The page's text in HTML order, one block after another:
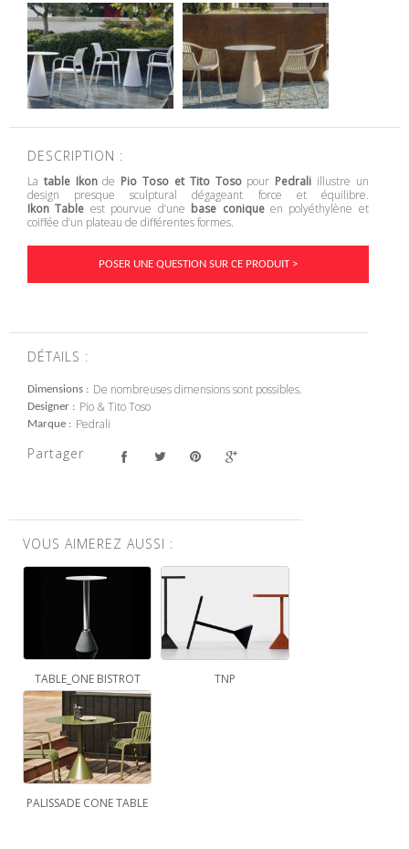
DESCRIPTION :
La table Ikonde Pio Toso et Tito Tosopour Pedrali illustre un
design presque sculptural dégageant force et équilibre.
Ikon Table est pourvue d’une base coniqueen polyéthylène et
coiffée d’un plateau de différentes formes.
POSER UNE QUESTION SUR CE PRODUIT >
DÉTAILS :
Dimensions De nombreuses dimensions sont possibles.
Designer Pio & Tito Toso
Marque Pedrali
Partager
VOUS AIMEREZ AUSSI :
TABLE_ONE BISTROT TNP
PALISSADE CONE TABLE